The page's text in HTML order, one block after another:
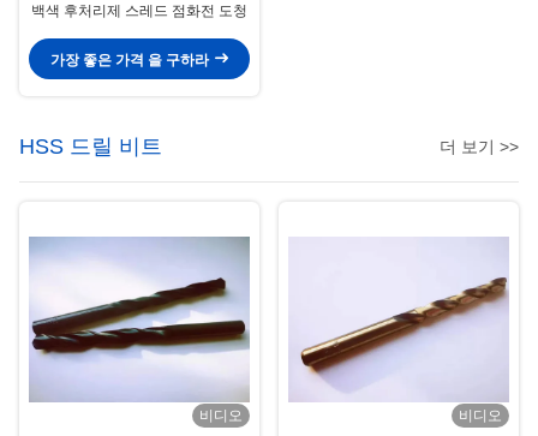
백색 후처리제 스레드 점화전 도청
가장 좋은 가격 을 구하라
HSS 드릴 비트 더 보기 >>
비디오
비디오